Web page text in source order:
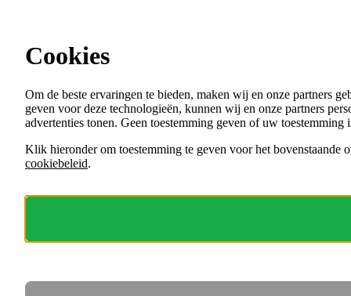
Menu
VACATURES
ORGANISATIES
Cookies
Om de beste ervaringen te bieden, maken wij en onze partners
geven voor deze technologieën, kunnen wij en onze partners
advertenties tonen. Geen toestemming geven of uw
Klik hieronder om toestemming te geven voor het bovenstaande
cookiebeleid.